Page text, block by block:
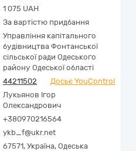
1 075 UAH
За вартістю придбання
Управління капітального
будівництва Фонтанської
сільської ради Одеського
району Одеської області
44211502 Досьє YouControl
Лукьянов Ігор
Олександрович
+380970216564
ykb_f@ukr.net
67571, Україна, Одеська